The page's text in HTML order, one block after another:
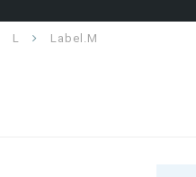
L Label.M